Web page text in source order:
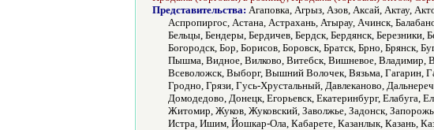
Представительства: Агаповка, Агрыз, Азов, Аксай, Актау,
Аспропиргос, Астана, Астрахань, Атырау, Ачинск,
Бельцы, Бендеры, Бердичев, Бердск, Бердянск, Березники,
Богородск, Бор, Борисов, Боровск, Братск, Брно, Брянск,
Пышма, Видное, Вилково, Витебск, Вишневое, Владимир,
Всеволожск, Выборг, Вышний Волочек, Вязьма, Гагарин,
Гродно, Грязи, Гусь-Хрустальный, Давлеканово,
Домодедово, Донецк, Егорьевск, Екатеринбург,
Житомир, Жуков, Жуковский, Заволжье, Задонск,
Истра, Ишим, Йошкар-Ола, Кабарете, Казанлык, Казань,